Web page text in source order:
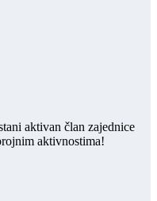
aktivan član zajednice
aktivnostima!